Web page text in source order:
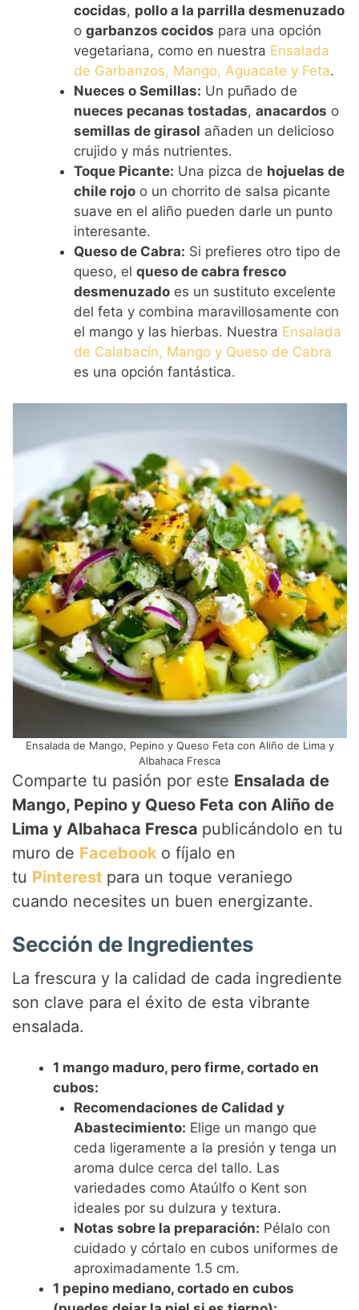
cocidas, pollo a la parrilla desmenuzado
o garbanzos cocidos para una opción
vegetariana, como en nuestra Ensalada
de Garbanzos, Mango, Aguacate y Feta.
Nueces o Semillas: Un puñado de
nueces pecanas tostadas, anacardos o
semillas de girasol añaden un delicioso
crujido y más nutrientes.
Toque Picante: Una pizca de hojuelas de
chile rojoo un chorrito de salsa picante
suave en el aliño pueden darle un punto
interesante.
Queso de Cabra: Si prefieres otro tipo de
queso, el queso de cabra fresco
desmenuzadoes un sustituto excelente
del feta y combina maravillosamente con
el mango y las hierbas. Nuestra Ensalada
de Calabacín, Mango y Queso de Cabra
es una opción fantástica.
Ensalada de Mango, Pepino y Queso Feta con Aliño de Lima y
Albahaca Fresca
Comparte tu pasión por este Ensalada de
Mango, Pepino y Queso Feta con Aliño de
Lima y Albahaca Fresca publicándolo en tu
muro de Facebook o fíjalo en
tu Pinterest para un toque veraniego
cuando necesites un buen energizante.
Sección de Ingredientes
La frescura y la calidad de cada ingrediente
son clave para el éxito de esta vibrante
ensalada.
1 mango maduro, pero firme, cortado en
cubos:
Recomendaciones de Calidad y
Abastecimiento: Elige un mango que
ceda ligeramente a la presión y tenga un
aroma dulce cerca del tallo. Las
variedades como Ataúlfo o Kent son
ideales por su dulzura y textura.
Notas sobre la preparación: Pélalo con
cuidado y córtalo en cubos uniformes de
aproximadamente 1.5 cm.
1 pepino mediano, cortado en cubos